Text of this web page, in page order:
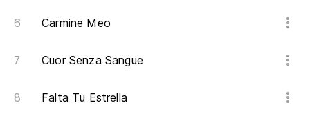
Carmine Meo
Cuor Senza Sangue
Falta Tu Estrella